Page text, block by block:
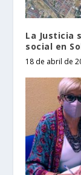
La Justicia
social en
18 de abril de